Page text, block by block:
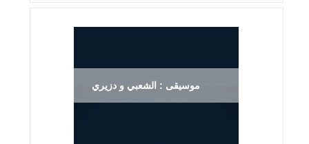
موسيقى : الشعبي و دزيري